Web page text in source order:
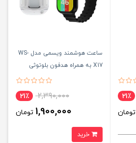
21٪
تومان
ساعت هوشمند ویسمی مدل WS-
X17 به همراه هدفون بلوتوثی
2,390,000 21٪
1,900,000 تومان